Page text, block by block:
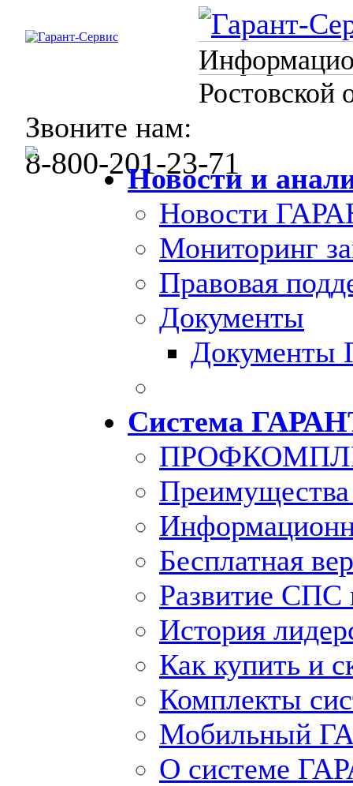
Ростовской
Звоните нам:
8-800-201-23-71
Новости и
Новости
Мониторинг
Правовая
Документы
Документы
Система
Бесплатная
Развитие СПС
История
Как купить и
Комплекты
Мобильный
О системе